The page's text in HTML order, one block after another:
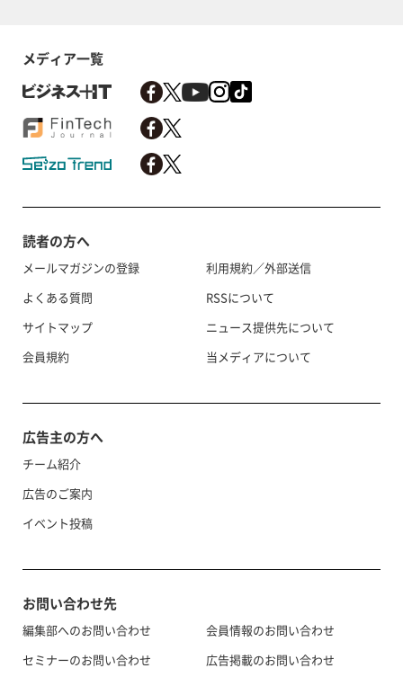
メディア一覧
読者の方へ
メールマガジンの登録
よくある質問
サイトマップ
会員規約
利用規約／外部送信
RSSについて
ニュース提供先について
当メディアについて
広告主の方へ
チーム紹介
広告のご案内
イベント投稿
お問い合わせ先
編集部へのお問い合わせ
セミナーのお問い合わせ
会員情報のお問い合わせ
広告掲載のお問い合わせ